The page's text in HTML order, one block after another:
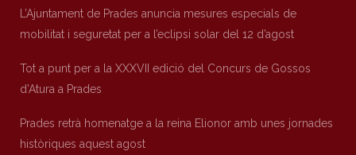
L’Ajuntament de Prades anuncia mesures especials de
mobilitat i seguretat per a l’eclipsi solar del 12 d’agost
Tot a punt per a la XXXVII edició del Concurs de Gossos
d’Atura a Prades
Prades retrà homenatge a la reina Elionor amb unes jornades
històriques aquest agost